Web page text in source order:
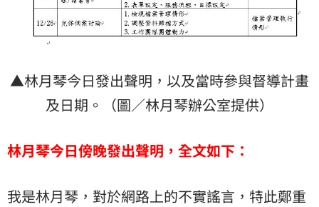
▲林月琴今日發出聲明，以及當時參與督導計畫
及日期。（圖／林月琴辦公室提供）
林月琴今日傍晚發出聲明，全文如下：
我是林月琴，對於網路上的不實謠言，特此鄭重